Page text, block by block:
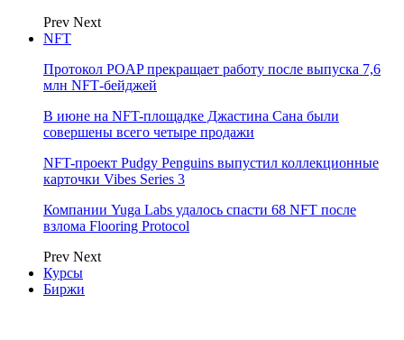
Prev Next
NFT
Протокол POAP прекращает работу после выпуска 7,6
млн NFT‑бейджей
В июне на NFT-площадке Джастина Сана были
совершены всего четыре продажи
NFT-проект Pudgy Penguins выпустил коллекционные
карточки Vibes Series 3
Компании Yuga Labs удалось спасти 68 NFT после
взлома Flooring Protocol
Prev Next
Курсы
Биржи